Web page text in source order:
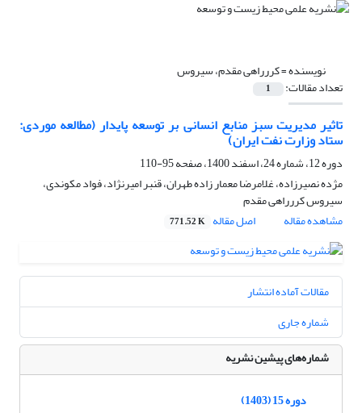
نویسنده =کررراهی مقدم، سیروس
تعداد مقالات: 1
تاثیر مدیریت سبز منابع انسانی بر توسعه پایدار (مطالعه موردی:
ستاد وزارت نفت ایران)
دوره 12، شماره 24، اسفند 1400، صفحه
95-110
مژده نصیرزاده، غلامرضا معمار زاده طهران، قنبر امیرنژاد، فواد مکوندی،
سیروس کررراهی مقدم
مشاهده مقاله
اصل مقاله 771.52 K
مقالات آماده انتشار
شماره جاری
شماره‌های پیشین نشریه
دوره 15 (1403)